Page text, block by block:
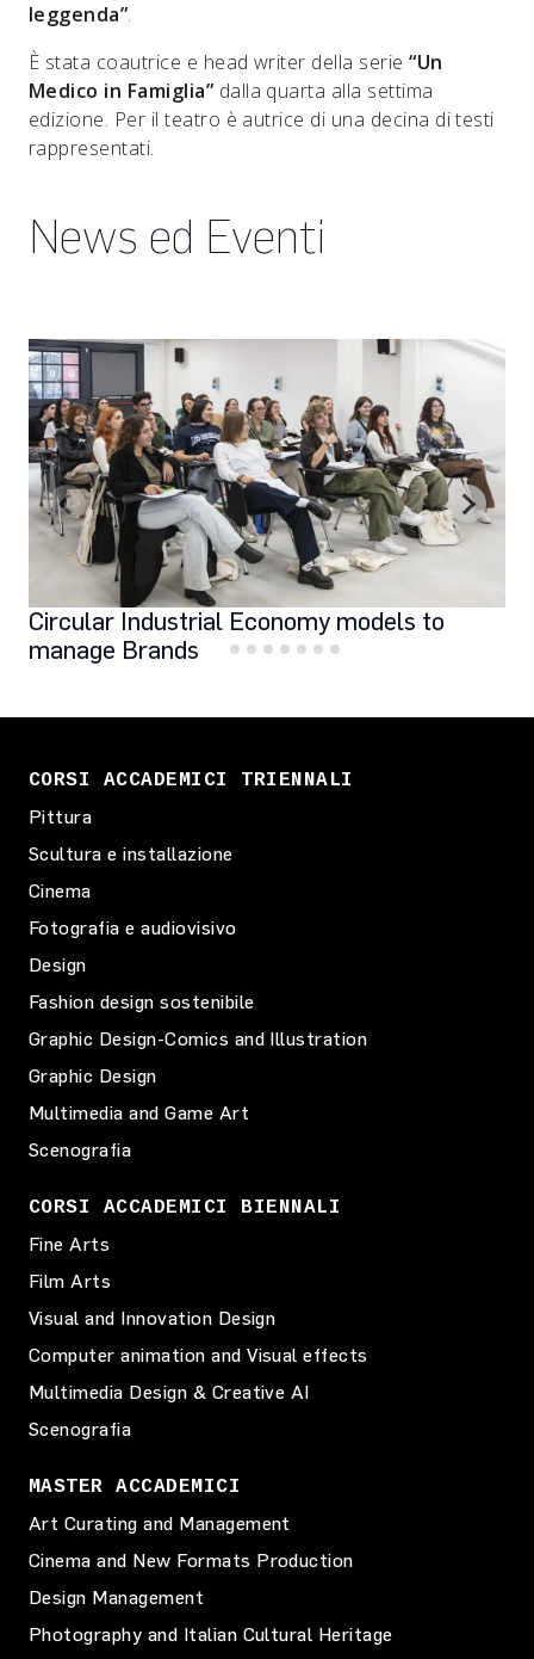
leggenda”.
È stata coautrice e head writer della serie“Un
Medico in Famiglia” dalla quarta alla settima
edizione. Per il teatro è autrice di una decina di testi
rappresentati.
News ed Eventi
Circular Industrial Economy models to
manage Brands
CORSI ACCADEMICI TRIENNALI
Pittura
Scultura e installazione
Cinema
Fotografia e audiovisivo
Design
Fashion design sostenibile
Graphic Design-Comics and Illustration
Graphic Design
Multimedia and Game Art
Scenografia
CORSI ACCADEMICI BIENNALI
Fine Arts
Film Arts
Visual and Innovation Design
Computer animation and Visual effects
Multimedia Design & Creative AI
Scenografia
MASTER ACCADEMICI
Art Curating and Management
Cinema and New Formats Production
Design Management
Photography and Italian Cultural Heritage